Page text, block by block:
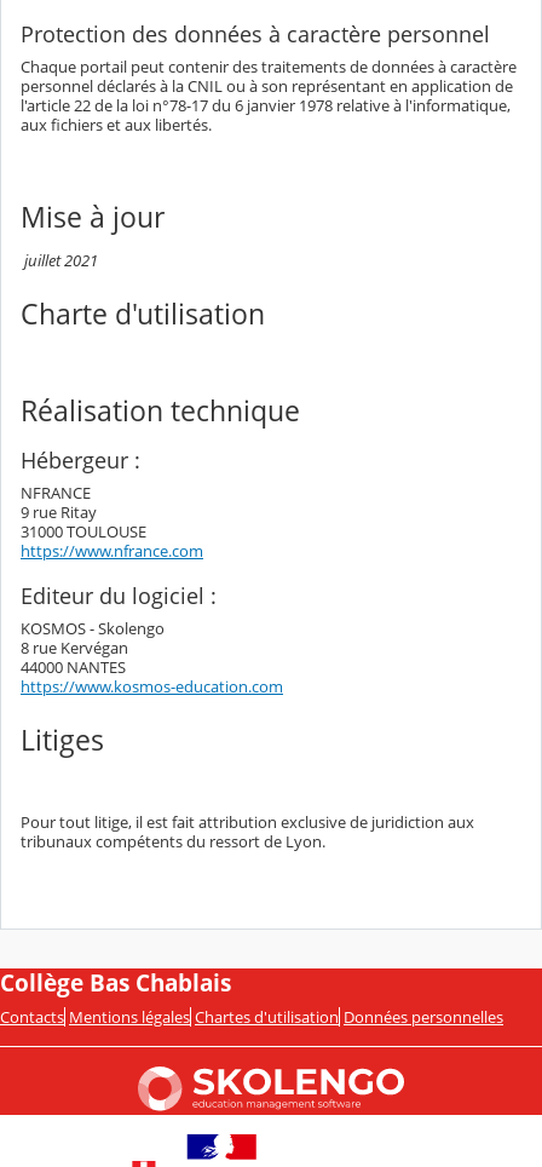
Protection des données à caractère personnel
Chaque portail peut contenir des traitements de données à caractère
personnel déclarés à la CNIL ou à son représentant en application de
l'article 22 de la loi n°78-17 du 6 janvier 1978 relative à l'informatique,
aux fichiers et aux libertés.
Mise à jour
juillet 2021
Charte d'utilisation
Réalisation technique
Hébergeur :
NFRANCE
9 rue Ritay
31000 TOULOUSE
https://www.nfrance.com
Editeur du logiciel :
KOSMOS - Skolengo
8 rue Kervégan
44000 NANTES
https://www.kosmos-education.com
Litiges
Pour tout litige, il est fait attribution exclusive de juridiction aux
tribunaux compétents du ressort de Lyon.
Collège Bas Chablais
Contacts Mentions légales Chartes d'utilisation Données personnelles